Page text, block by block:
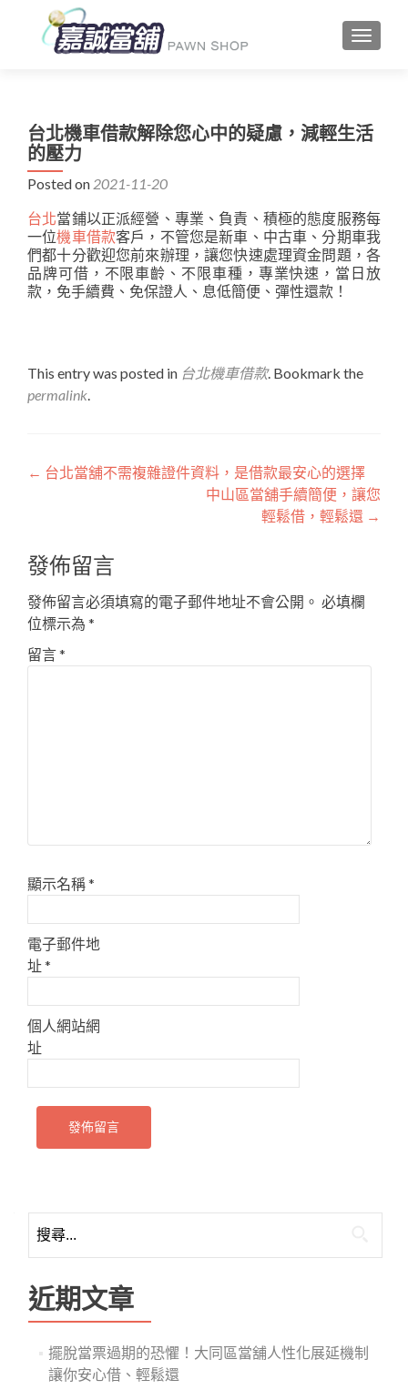
台北機車借款解除您心中的疑慮，減輕生活
的壓力
Posted on 2021-11-20
台北當鋪以正派經營、專業、負責、積極的態度服務每
一位機車借款客戶，不管您是新車、中古車、分期車我
們都十分歡迎您前來辦理，讓您快速處理資金問題，各
品牌可借，不限車齡、不限車種，專業快速，當日放
款，免手續費、免保證人、息低簡便、彈性還款！
This entry was posted in 台北機車借款. Bookmark the
permalink.
文
覽
← 台北當舖不需複雜證件資料，是借款最安心的選擇
中山區當舖手續簡便，讓您
輕鬆借，輕鬆還 →
發佈留言
發佈留言必須填寫的電子郵件地址不會公開。 必填欄
位標示為 *
留言*
顯示名稱*
電子郵件地
址*
個人網站網
址
尋
鍵
字:
近期文章
擺脫當票過期的恐懼！大同區當舖人性化展延機制
讓你安心借、輕鬆還